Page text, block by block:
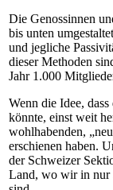
Die Genossinnen
bis unten
und jegliche
dieser Methoden
Jahr 1.000
Wenn die Idee,
könnte, einst weit
wohlhabenden,
erschienen haben.
der Schweizer
Land, wo wir in nur